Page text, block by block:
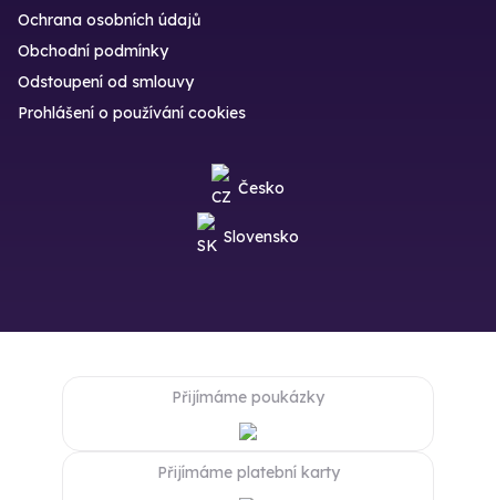
Ochrana osobních údajů
Obchodní podmínky
Odstoupení od smlouvy
Prohlášení o používání cookies
Česko
Slovensko
Přijímáme poukázky
Přijímáme platební karty